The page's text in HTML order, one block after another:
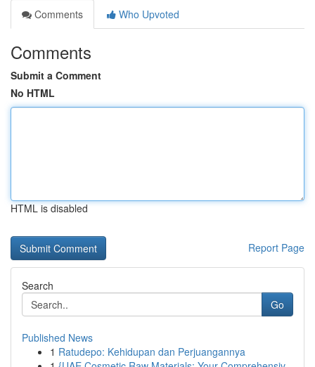
Comments
Who Upvoted
Comments
Submit a Comment
No HTML
HTML is disabled
Report Page
Search
Go
Published News
1 Ratudepo: Kehidupan dan Perjuangannya